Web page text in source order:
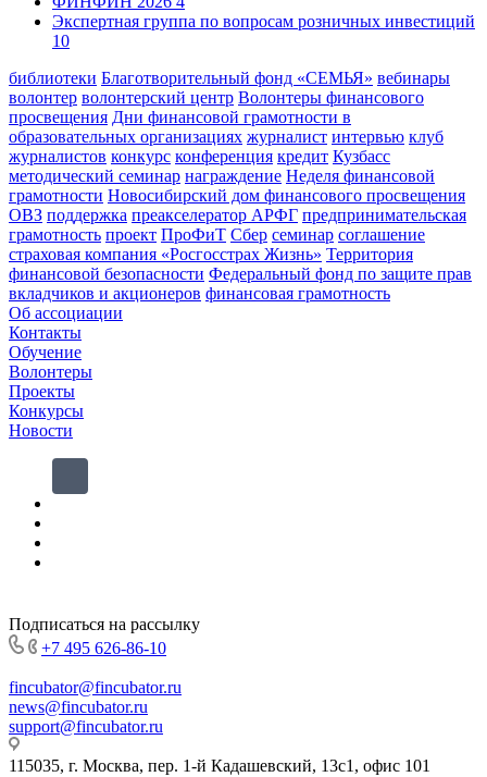
Экспертная группа по вопросам розничных инвестиций
10
библиотеки Благотворительный фонд «СЕМЬЯ» вебинары
волонтер волонтерский центр Волонтеры финансового
просвещения Дни финансовой грамотности в
образовательных организациях журналист интервью клуб
журналистов конкурс конференция кредит Кузбасс
методический семинар награждение Неделя финансовой
грамотности Новосибирский дом финансового просвещения
ОВЗ поддержка преакселератор АРФГ предпринимательская
грамотность проект ПроФиТ Сбер семинар соглашение
страховая компания «Росгосстрах Жизнь» Территория
финансовой безопасности Федеральный фонд по защите прав
вкладчиков и акционеров финансовая грамотность
Об ассоциации
Контакты
Обучение
Волонтеры
Проекты
Конкурсы
Новости
Подписаться на рассылку
+7 495 626-86-10
fincubator@fincubator.ru
news@fincubator.ru
support@fincubator.ru
115035, г. Москва, пер. 1-й Кадашевский, 13с1, офис 101